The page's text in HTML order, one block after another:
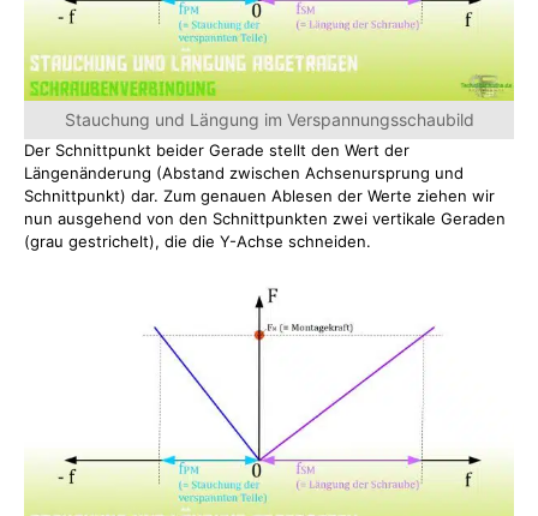
Stauchung und Längung im Verspannungsschaubild
Der Schnittpunkt beider Gerade stellt den Wert der
Längenänderung (Abstand zwischen Achsenursprung und
Schnittpunkt) dar. Zum genauen Ablesen der Werte ziehen wir
nun ausgehend von den Schnittpunkten zwei vertikale Geraden
(grau gestrichelt), die die Y-Achse schneiden.